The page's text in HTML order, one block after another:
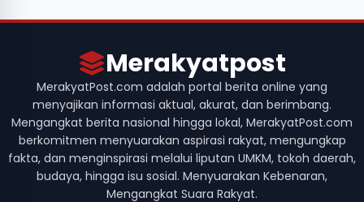
Merakyatpost
MerakyatPost.com adalah portal berita online yang
menyajikan informasi aktual, akurat, dan berimbang.
Mengangkat berita nasional hingga lokal, MerakyatPost.com
berkomitmen menyuarakan aspirasi rakyat, mengungkap
fakta, dan menginspirasi melalui liputan UMKM, tokoh daerah,
budaya, hingga isu sosial. Menyuarakan Kebenaran,
Mengangkat Suara Rakyat.